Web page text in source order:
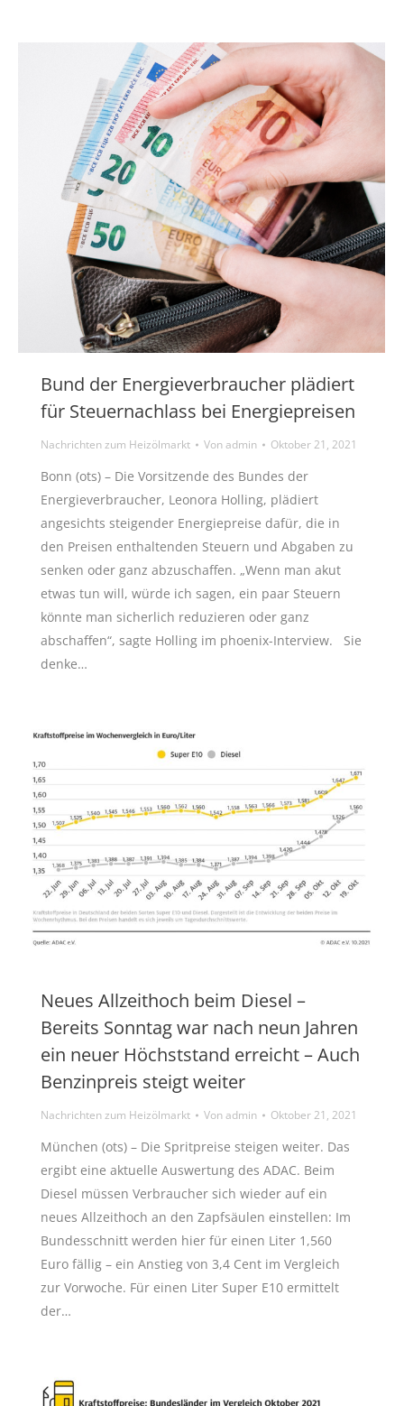
Bund der Energieverbraucher plädiert
für Steuernachlass bei Energiepreisen
Nachrichten zum Heizölmarkt Vonadmin Oktober 21, 2021
Bonn (ots) – Die Vorsitzende des Bundes der
Energieverbraucher, Leonora Holling, plädiert
angesichts steigender Energiepreise dafür, die in
den Preisen enthaltenden Steuern und Abgaben zu
senken oder ganz abzuschaffen. „Wenn man akut
etwas tun will, würde ich sagen, ein paar Steuern
könnte man sicherlich reduzieren oder ganz
abschaffen“, sagte Holling im phoenix-Interview. Sie
denke…
Neues Allzeithoch beim Diesel –
Bereits Sonntag war nach neun Jahren
ein neuer Höchststand erreicht – Auch
Benzinpreis steigt weiter
Nachrichten zum Heizölmarkt Vonadmin Oktober 21, 2021
München (ots) – Die Spritpreise steigen weiter. Das
ergibt eine aktuelle Auswertung des ADAC. Beim
Diesel müssen Verbraucher sich wieder auf ein
neues Allzeithoch an den Zapfsäulen einstellen: Im
Bundesschnitt werden hier für einen Liter 1,560
Euro fällig – ein Anstieg von 3,4 Cent im Vergleich
zur Vorwoche. Für einen Liter Super E10 ermittelt
der…